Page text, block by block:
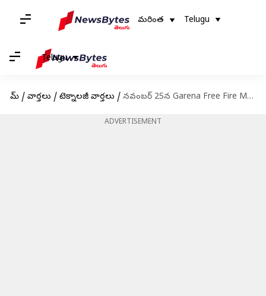
మరింత Telugu
Telugu
హోమ్ / వార్తలు / టెక్నాలజీ వార్తలు / నవంబర్ 25న Garena Free Fire Max కోడ్‌లు రీడీమ్ చేసుకునే విధానం
ADVERTISEMENT